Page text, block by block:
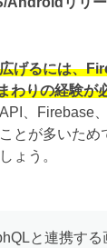
げるには、
わりの経験が
、Firebase
とが多いため
ょう。
と連携す